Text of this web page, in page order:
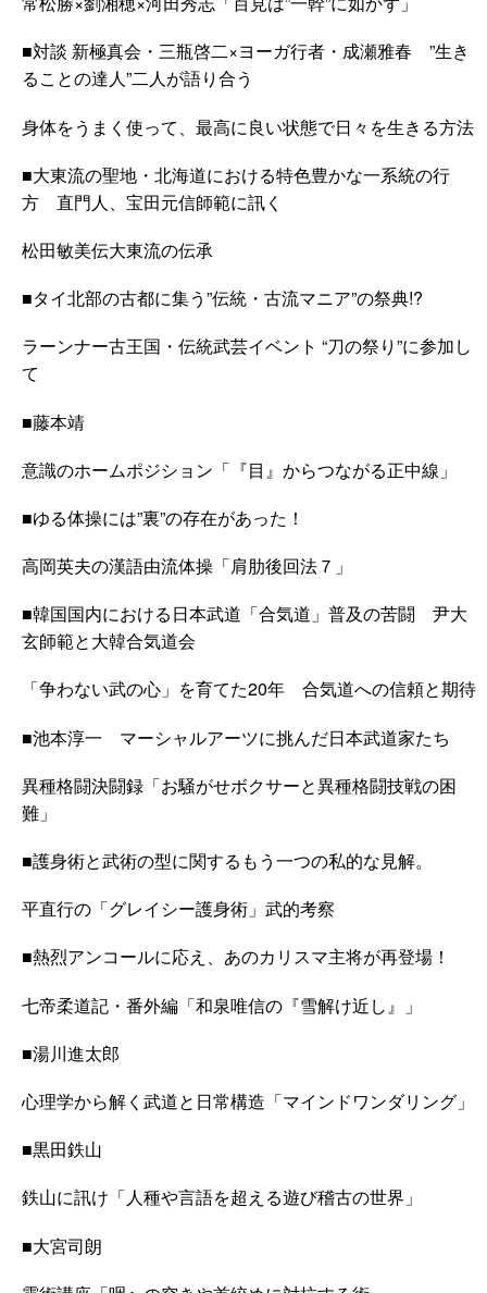
■対談 新極真会・三瓶啓二×ヨーガ行者・成瀬雅春 ”生き
ることの達人”二人が語り合う
身体をうまく使って、最高に良い状態で日々を生きる方法
■大東流の聖地・北海道における特色豊かな一系統の行
方 直門人、宝田元信師範に訊く
松田敏美伝大東流の伝承
■タイ北部の古都に集う”伝統・古流マニア”の祭典!?
ラーンナー古王国・伝統武芸イベント “刀の祭り”に参加し
て
■藤本靖
意識のホームポジション「『目』からつながる正中線」
■ゆる体操には”裏”の存在があった！
高岡英夫の漢語由流体操「肩肋後回法７」
■韓国国内における日本武道「合気道」普及の苦闘 尹大
玄師範と大韓合気道会
「争わない武の心」を育てた20年 合気道への信頼と期待
■池本淳一 マーシャルアーツに挑んだ日本武道家たち
異種格闘決闘録「お騒がせボクサーと異種格闘技戦の困
難」
■護身術と武術の型に関するもう一つの私的な見解。
平直行の「グレイシー護身術」武的考察
■熱烈アンコールに応え、あのカリスマ主将が再登場！
七帝柔道記・番外編「和泉唯信の『雪解け近し』」
■湯川進太郎
心理学から解く武道と日常構造「マインドワンダリング」
■黒田鉄山
鉄山に訊け「人種や言語を超える遊び稽古の世界」
■大宮司朗